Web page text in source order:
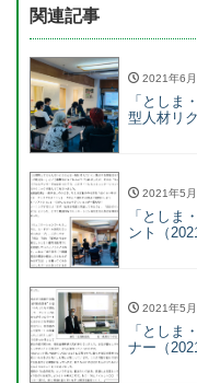
関連記事
2021年6
「としま
型人材リ
2021年5
「としま
ント（
2021年5
「としま
ナー（